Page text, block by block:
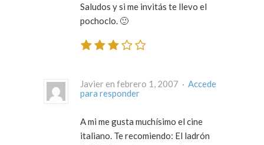
Saludos y si me invitás te llevo el
pochoclo. 🙂
Javier en febrero 1, 2007 · Accede
para responder
A mi me gusta muchísimo el cine
italiano. Te recomiendo: El ladrón